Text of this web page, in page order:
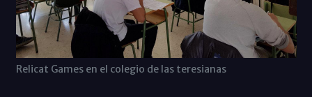
Relicat Games en el colegio de las teresianas